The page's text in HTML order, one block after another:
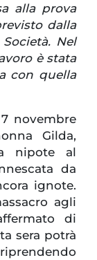
alla prova
dalla
Nel
è stata
con quella
novembre
Gilda,
nipote al
da
ignote.
agli
di
sera potrà